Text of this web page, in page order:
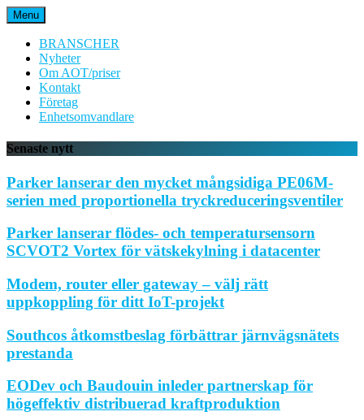
Hoppa
till
innehåll
Menu
BRANSCHER
Nyheter
Om AOT/priser
Kontakt
Företag
Enhetsomvandlare
Senaste nytt
Parker lanserar den mycket mångsidiga PE06M-
serien med proportionella tryckreduceringsventiler
Parker lanserar flödes- och temperatursensorn
SCVOT2 Vortex för vätskekylning i datacenter
Modem, router eller gateway – välj rätt
uppkoppling för ditt IoT-projekt
Southcos åtkomstbeslag förbättrar järnvägsnätets
prestanda
EODev och Baudouin inleder partnerskap för
högeffektiv distribuerad kraftproduktion